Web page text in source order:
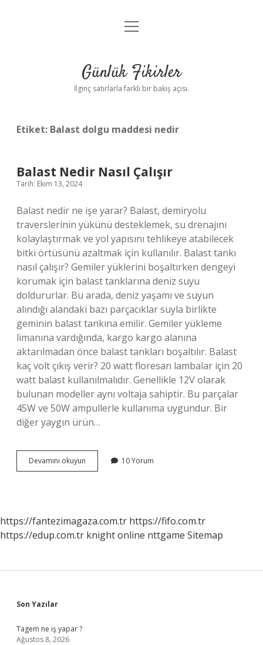
Anasayfa
Yasal Uyarı
menüyü
Günlük Fikirler
İlginç satırlarla farklı bir bakış açısı.
Etiket: Balast dolgu maddesi nedir
Balast Nedir Nasıl Çalışır
Tarih: Ekim 13, 2024
Balast nedir ne işe yarar? Balast, demiryolu
traverslerinin yükünü desteklemek, su drenajını
kolaylaştırmak ve yol yapısını tehlikeye atabilecek
bitki örtüsünü azaltmak için kullanılır. Balast tankı
nasıl çalışır? Gemiler yüklerini boşaltırken dengeyi
korumak için balast tanklarına deniz suyu
doldururlar. Bu arada, deniz yaşamı ve suyun
alındığı alandaki bazı parçacıklar suyla birlikte
geminin balast tankına emilir. Gemiler yükleme
limanına vardığında, kargo kargo alanına
aktarılmadan önce balast tankları boşaltılır. Balast
kaç volt çıkış verir? 20 watt floresan lambalar için 20
watt balast kullanılmalıdır. Genellikle 12V olarak
bulunan modeller aynı voltaja sahiptir. Bu parçalar
45W ve 50W ampullerle kullanıma uygundur. Bir
diğer yaygın ürün…
Devamını okuyun
Nedir
10 Yorum
https://fantezimagaza.com.tr https://fifo.com.tr
https://edup.com.tr knight online nttgame Sitemap
Sidebar
Son Yazılar
Tagem ne iş yapar ?
Ağustos 8, 2026